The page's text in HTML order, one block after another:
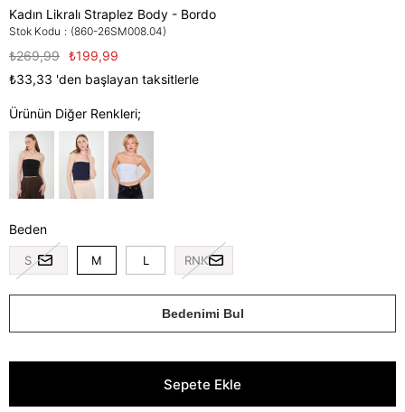
Kadın Likralı Straplez Body - Bordo
Stok Kodu (860-26SM008.04)
₺269,99 ₺199,99
₺33,33 'den başlayan taksitlerle
Ürünün Diğer Renkleri;
Beden
S M L RNK
Bedenimi Bul